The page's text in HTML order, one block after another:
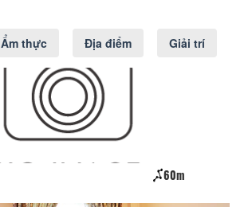
Ẩm thực Địa điểm Giải trí
60m